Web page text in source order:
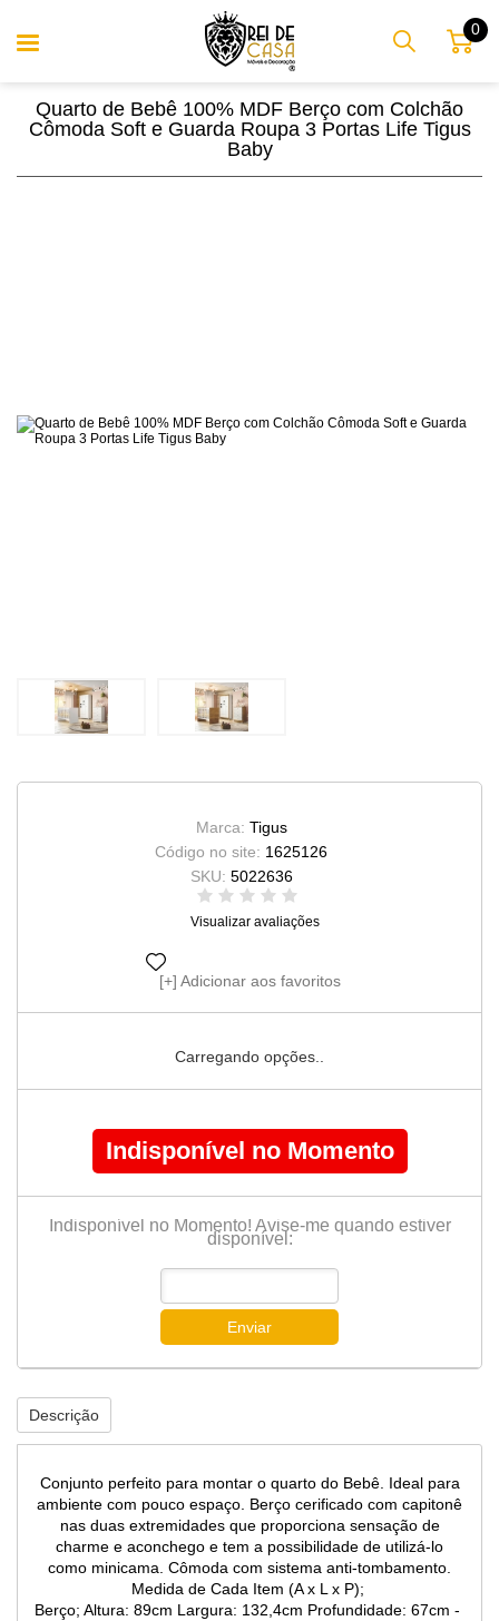
0
Quarto de Bebê 100% MDF Berço com Colchão
Cômoda Soft e Guarda Roupa 3 Portas Life Tigus
Baby
Marca: Tigus
Código no site: 1625126
SKU: 5022636
Visualizar avaliações
Adicionar aos favoritos
Carregando opções..
Indisponível no Momento
Indisponível no Momento! Avise-me quando estiver
disponível:
Enviar
Descrição
Conjunto perfeito para montar o quarto do Bebê. Ideal para
ambiente com pouco espaço. Berço cerificado com capitonê
nas duas extremidades que proporciona sensação de
charme e aconchego e tem a possibilidade de utilizá-lo
como minicama. Cômoda com sistema anti-tombamento.
Medida de Cada Item (A x L x P);
Berço; Altura: 89cm Largura: 132,4cm Profundidade: 67cm -